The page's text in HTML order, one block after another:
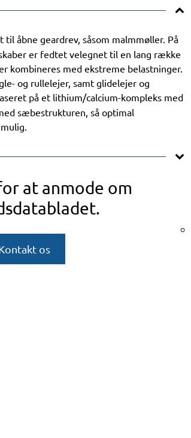
åbne geardrev, såsom malmmøller. På
er fedtet velegnet til en lang række
kombineres med ekstreme belastninger.
og rullelejer, samt glidelejer og
på et lithium/calcium-kompleks med
sæbestrukturen, så optimal
at anmode om
os